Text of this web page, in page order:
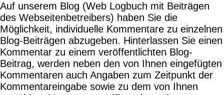
Auf unserem Blog (Web Logbuch mit Beiträgen
des Webseitenbetreibers) haben Sie die
Möglichkeit, individuelle Kommentare zu einzelnen
Blog-Beiträgen abzugeben. Hinterlassen Sie einen
Kommentar zu einem veröffentlichten Blog-
Beitrag, werden neben den von Ihnen eingefügten
Kommentaren auch Angaben zum Zeitpunkt der
Kommentareingabe sowie zu dem von Ihnen